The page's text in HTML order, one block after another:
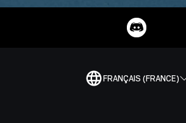
FRANÇAIS (FRANCE)